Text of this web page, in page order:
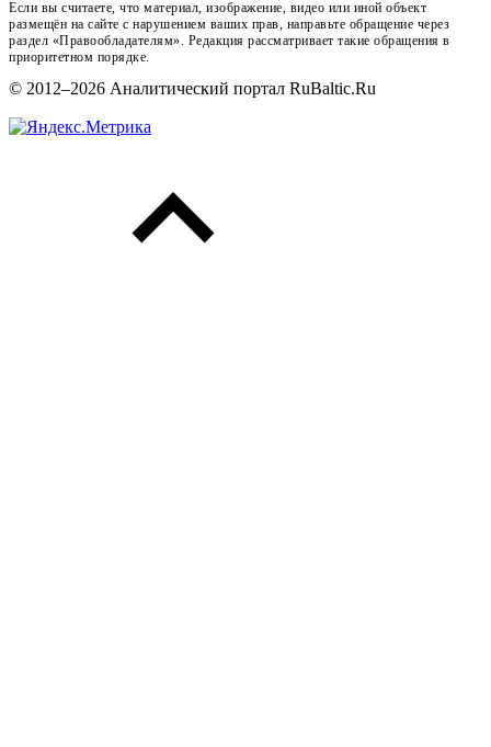
Если вы считаете, что материал, изображение, видео или иной объект
размещён на сайте с нарушением ваших прав, направьте обращение через
раздел «Правообладателям». Редакция рассматривает такие обращения в
приоритетном порядке.
© 2012–2026 Аналитический портал RuBaltic.Ru